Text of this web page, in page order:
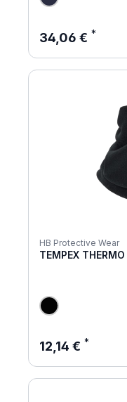
Regulärer Preis:
34,06 €
HB Protective Wear
TEMPEX
Regulärer Preis:
12,14 €